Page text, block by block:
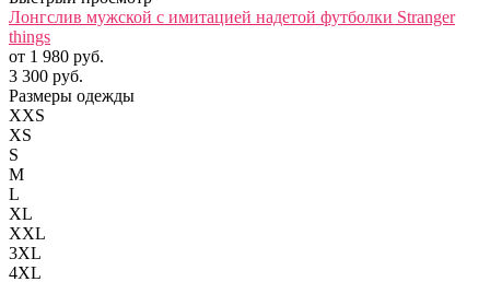
Лонгслив мужской с имитацией надетой футболки Stranger
things
от 1 980 руб.
3 300 руб.
Размеры одежды
XXS
XS
S
M
L
XL
XXL
3XL
4XL